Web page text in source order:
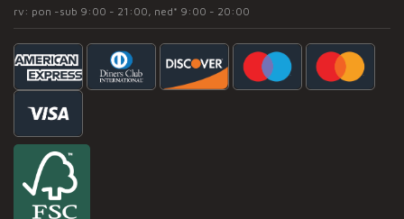
rv: pon -sub 9:00 - 21:00, ned* 9:00 - 20:00